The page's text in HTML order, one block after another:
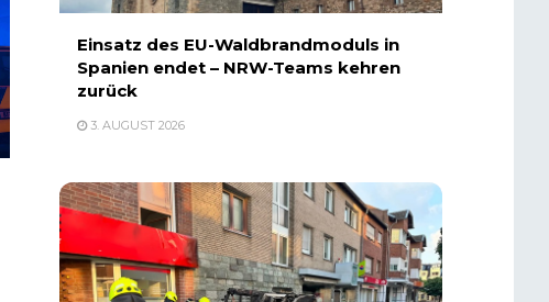
Einsatz des EU-Waldbrandmoduls in
Spanien endet – NRW-Teams kehren
zurück
3. AUGUST 2026